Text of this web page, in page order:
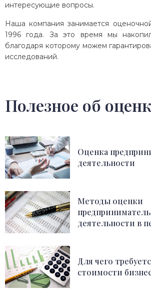
интересующие вопросы.
Наша компания занимается
1996 года. За это время мы
благодаря которому можем
исследований.
Полезное об
Оценка
деятельности
Методы оценки
деятельности в
Для чего
стоимости